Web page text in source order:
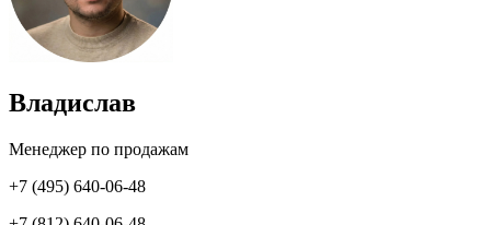
Владислав
Менеджер по продажам
+7 (495) 640-06-48